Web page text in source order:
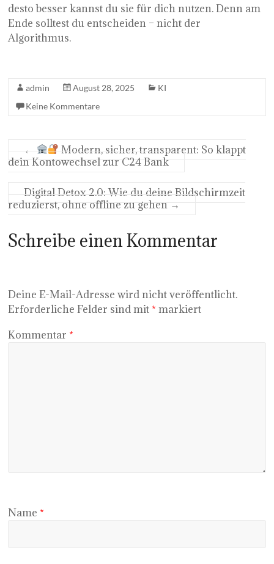
desto besser kannst du sie für dich nutzen. Denn am
Ende solltest du entscheiden – nicht der
Algorithmus.
admin August 28, 2025
KI
Keine Kommentare
←
Modern, sicher, transparent: So klappt
dein Kontowechsel zur C24 Bank
Digital Detox 2.0: Wie du deine Bildschirmzeit
reduzierst, ohne offline zu gehen →
Schreibe einen Kommentar
Deine E-Mail-Adresse wird nicht veröffentlicht.
Erforderliche Felder sind mit * markiert
Kommentar *
Name *